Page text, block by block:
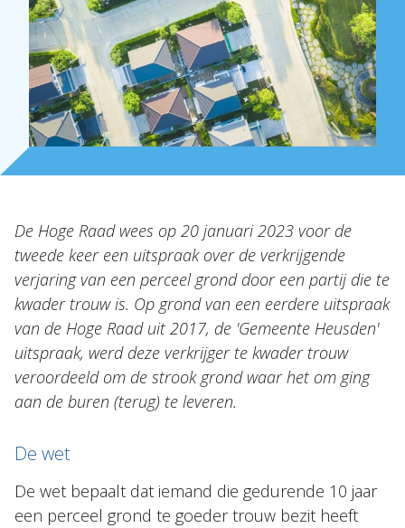
Over Holla
Onze mensen
Expertises
Internationaal
Nieuws
EN DE FR
De Hoge Raad wees op 20 januari 2023 voor de
tweede keer een uitspraak over de verkrijgende
verjaring van een perceel grond door een partij die te
kwader trouw is. Op grond van een eerdere uitspraak
van de Hoge Raad uit 2017, de 'Gemeente Heusden'
uitspraak, werd deze verkrijger te kwader trouw
veroordeeld om de strook grond waar het om ging
aan de buren (terug) te leveren.
De wet
De wet bepaalt dat iemand die gedurende 10 jaar
een perceel grond te goeder trouw bezit heeft